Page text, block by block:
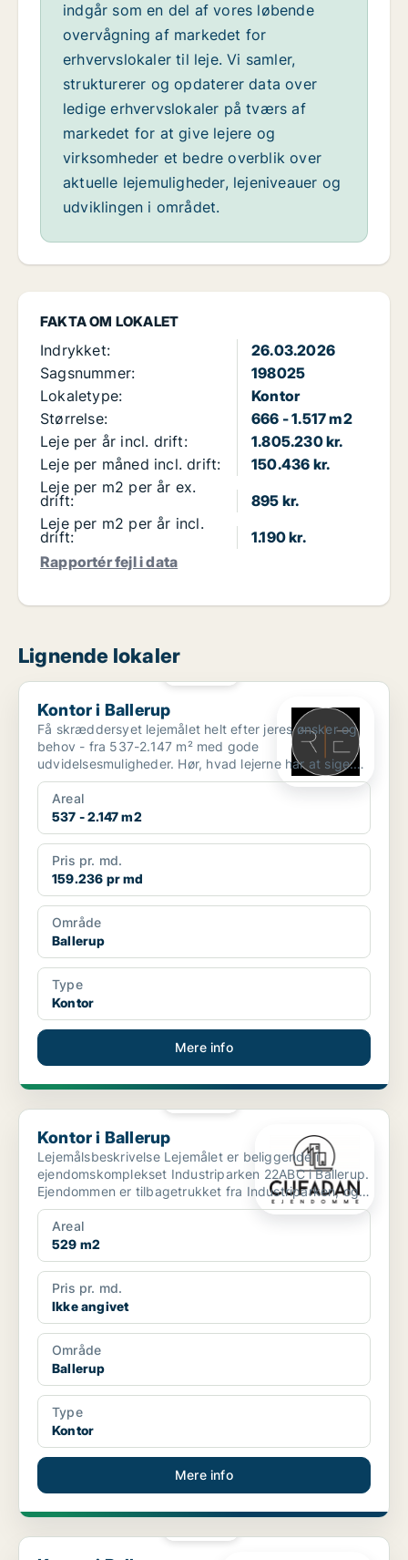
FAKTA OM LOKALET
Indrykket:
26.03.2026
Sagsnummer:
198025
Lokaletype:
Kontor
Størrelse:
666 - 1.517 m2
Leje per år incl. drift:
1.805.230 kr.
Leje per måned incl. drift:
150.436 kr.
Leje per m2 per år ex.
drift:
895 kr.
Leje per m2 per år incl.
drift:
1.190 kr.
Rapportér fejl i data
indgår som en del af vores løbende
overvågning af markedet for
erhvervslokaler til leje. Vi samler,
strukturerer og opdaterer data over
ledige erhvervslokaler på tværs af
markedet for at give lejere og
virksomheder et bedre overblik over
aktuelle lejemuligheder, lejeniveauer og
udviklingen i området.
Lignende lokaler
Kontor i Ballerup
Kontor i Ballerup
Få skræddersyet lejemålet helt efter jeres ønsker og
behov - fra 537-2.147 m² med gode
udvidelsesmuligheder. Hør, hvad lejerne har at sige:
https://www.yo...
Areal
537 - 2.147 m2
Pris pr. md.
159.236 pr md
Område
Ballerup
Type
Kontor
Mere info
Kontor i Ballerup
Kontor i Ballerup
Lejemålsbeskrivelse Lejemålet er beliggende i
ejendomskomplekset Industriparken 22ABC i Ballerup.
Ejendommen er tilbagetrukket fra Industriparken, og
man op...
Areal
529 m2
Pris pr. md.
Ikke angivet
Område
Ballerup
Type
Kontor
Mere info
Kontor i Ballerup